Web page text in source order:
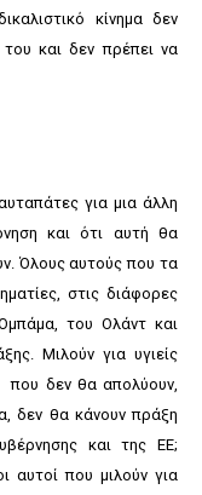
κίνημα δεν
του και δεν πρέπει να
για μια άλλη
και ότι αυτή θα
Όλους αυτούς που τα
στις διάφορες
του Ολάντ και
Μιλούν για υγιείς
που δεν θα απολύουν,
δεν θα κάνουν πράξη
και της ΕΕ;
αυτοί που μιλούν για